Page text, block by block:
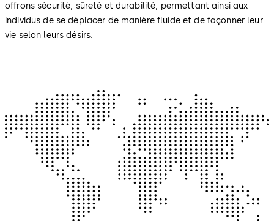
offrons sécurité, sûreté et durabilité, permettant ainsi aux
individus de se déplacer de manière fluide et de façonner leur
vie selon leurs désirs.